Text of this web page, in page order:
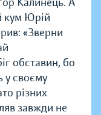
кум Юрій
«Зверни
обставин, бо
у своєму
різних
завжди не